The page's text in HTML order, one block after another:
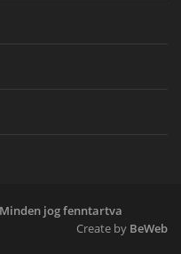
jog fenntartva
Create by BeWeb